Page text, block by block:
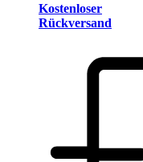
Kostenloser
Rückversand